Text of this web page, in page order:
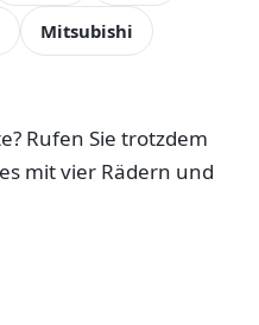
Mitsubishi
Rufen Sie trotzdem
mit vier Rädern und